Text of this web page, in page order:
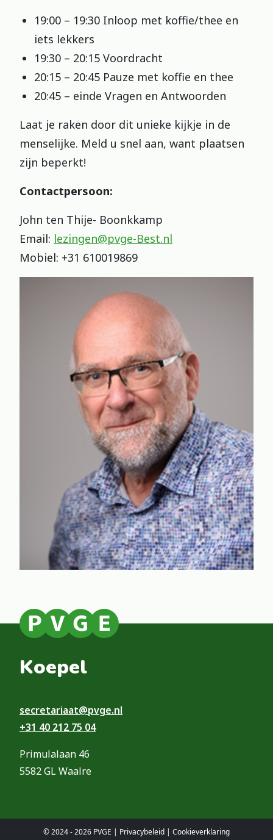
19:00 – 19:30 Inloop met koffie/thee en
iets lekkers
19:30 – 20:15 Voordracht
20:15 – 20:45 Pauze met koffie en thee
20:45 – einde Vragen en Antwoorden
Laat je raken door dit unieke kijkje in de
menselijke. Meld u snel aan, want plaatsen
zijn beperkt!
Contactpersoon:
John ten Thije- Boonkkamp
Email: lezingen@pvge-Best.nl
Mobiel: +31 610019869
Koepel
secretariaat@pvge.nl
+31 40 212 75 04
Primulalaan 46
5582 GL Waalre
© 2024 - 2026 PVGE | Privacybeleid | Cookieverklaring